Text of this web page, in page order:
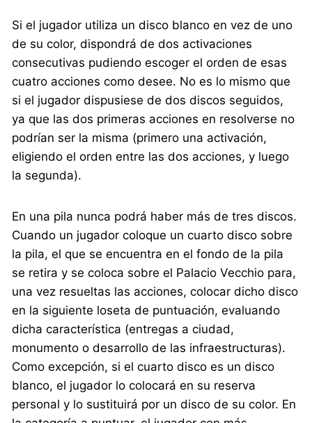
Si el jugador utiliza un disco blanco en vez de uno
de su color, dispondrá de dos activaciones
consecutivas pudiendo escoger el orden de esas
cuatro acciones como desee. No es lo mismo que
si el jugador dispusiese de dos discos seguidos,
ya que las dos primeras acciones en resolverse no
podrían ser la misma (primero una activación,
eligiendo el orden entre las dos acciones, y luego
la segunda).
En una pila nunca podrá haber más de tres discos.
Cuando un jugador coloque un cuarto disco sobre
la pila, el que se encuentra en el fondo de la pila
se retira y se coloca sobre el Palacio Vecchio para,
una vez resueltas las acciones, colocar dicho disco
en la siguiente loseta de puntuación, evaluando
dicha característica (entregas a ciudad,
monumento o desarrollo de las infraestructuras).
Como excepción, si el cuarto disco es un disco
blanco, el jugador lo colocará en su reserva
personal y lo sustituirá por un disco de su color. En